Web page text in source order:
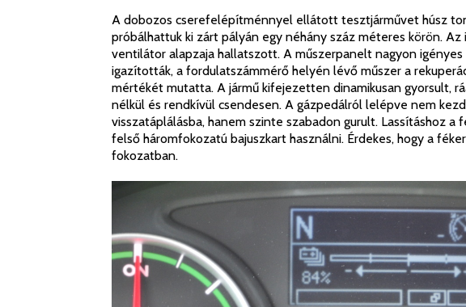
A dobozos cserefelépítménnyel ellátott tesztjárművet húsz
próbálhattuk ki zárt pályán egy néhány száz méteres körön.
ventilátor alapzaja hallatszott. A műszerpanelt nagyon
igazították, a fordulatszámmérő helyén lévő műszer a
mértékét mutatta. A jármű kifejezetten dinamikusan gyorsult,
nélkül és rendkívül csendesen. A gázpedálról lelépve nem
visszatáplálásba, hanem szinte szabadon gurult. Lassításhoz
felső háromfokozatú bajuszkart használni. Érdekes, hogy a
fokozatban.